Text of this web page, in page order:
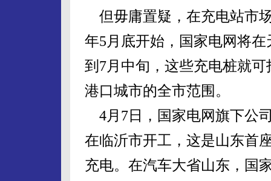
但毋庸置疑，在充电站市
年5月底开始，国家电网将
到7月中旬，这些充电桩就
港口城市的全市范围。
4月7日，国家电网旗下公
在临沂市开工，这是山东首
充电。在汽车大省山东，国